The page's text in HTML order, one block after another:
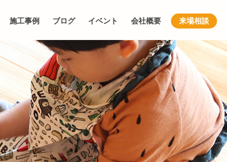
施工事例 ブログ イベント 会社概要 来場相談